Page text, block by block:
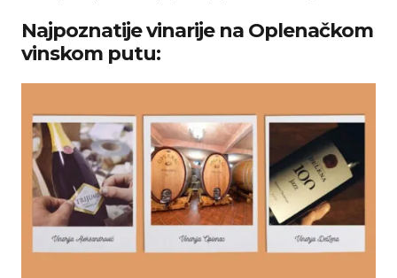
Najpoznatije vinarije na Oplenačkom
vinskom putu: